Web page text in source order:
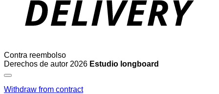
Contra reembolso
Derechos de autor 2026 Estudio longboard
Withdraw from contract